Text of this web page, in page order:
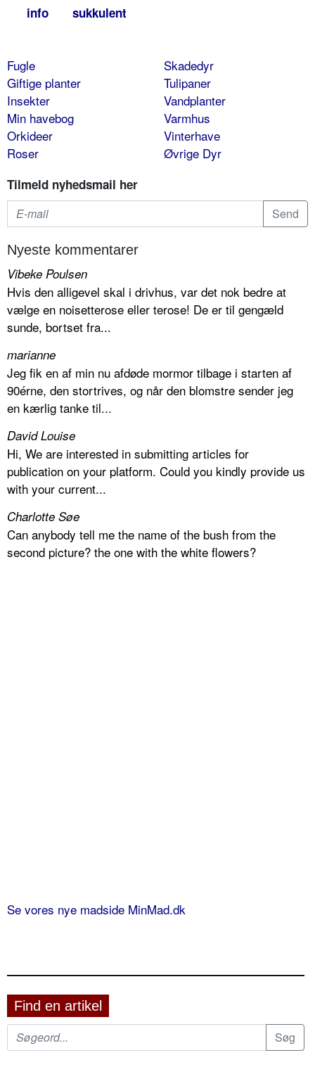
info
sukkulent
Fugle
Giftige planter
Insekter
Min havebog
Orkideer
Roser
Skadedyr
Tulipaner
Vandplanter
Varmhus
Vinterhave
Øvrige Dyr
Tilmeld nyhedsmail her
Nyeste kommentarer
Vibeke Poulsen
Hvis den alligevel skal i drivhus, var det nok bedre at
vælge en noisetterose eller terose! De er til gengæld
sunde, bortset fra...
marianne
Jeg fik en af min nu afdøde mormor tilbage i starten af
90érne, den stortrives, og når den blomstre sender jeg
en kærlig tanke til...
David Louise
Hi, We are interested in submitting articles for
publication on your platform. Could you kindly provide us
with your current...
Charlotte Søe
Can anybody tell me the name of the bush from the
second picture? the one with the white flowers?
Se vores nye madside MinMad.dk
Find en artikel